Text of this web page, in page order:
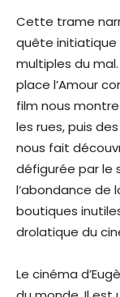
Cette trame
quête initiatique
multiples du
place l’Amour
film nous
les rues, puis
nous fait
défigurée par le
l’abondance de
boutiques
drolatique du
Le cinéma